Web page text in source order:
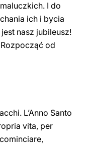
I do
ich i bycia
nasz jubileusz!
od
L’Anno Santo
vita, per